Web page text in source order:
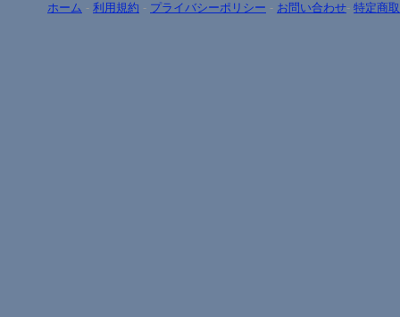
ホーム - 利用規約 - プライバシーポリシー - お問い合わせ- 特定商